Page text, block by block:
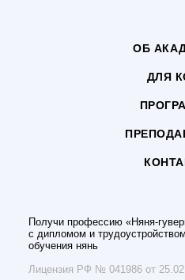
ОБ
ДЛЯ
Получи профессию «Няня-
с дипломом и
обучения нянь
Лицензия РФ № 041986 от